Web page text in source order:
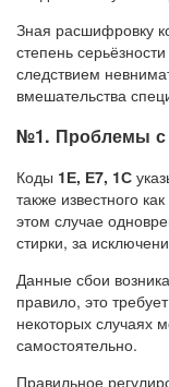
Зная расшифровку
степень
следствием
вмешательства
№1. Проблемы с
Коды 1Е, Е7, 1С
также известного
этом случае
стирки, за
Данные сбои
правило, это
некоторых случаях
самостоятельно.
Правильное